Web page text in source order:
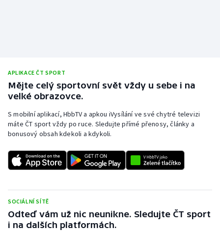
Lyže a snowboard
Moderní pětiboj
Motorsport
Olympijské hry
Parasport
Plážový volejbal
APLIKACE ČT SPORT
Mějte celý sportovní svět vždy u sebe i na
velké obrazovce.
S mobilní aplikací, HbbTV a apkou iVysílání ve své chytré televizi
máte ČT sport vždy po ruce. Sledujte přímé přenosy, články a
bonusový obsah kdekoli a kdykoli.
SOCIÁLNÍ SÍTĚ
Odteď vám už nic neunikne. Sledujte ČT sport
i na dalších platformách.